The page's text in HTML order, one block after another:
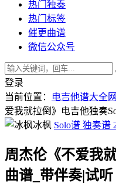
热门独奏
热门标签
催更曲谱
微信公众号
登录
当前位置：
电吉他谱大全网
爱我就拉倒》电吉他独奏
冰枫 Solo谱 独奏谱
周杰伦《不爱我
曲谱_带伴奏|试听